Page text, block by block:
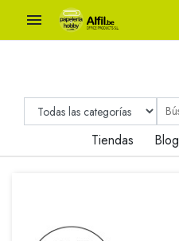

Tiendas Blog